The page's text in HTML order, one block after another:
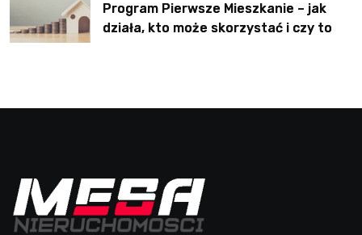
Program Pierwsze Mieszkanie – jak
działa, kto może skorzystać i czy to